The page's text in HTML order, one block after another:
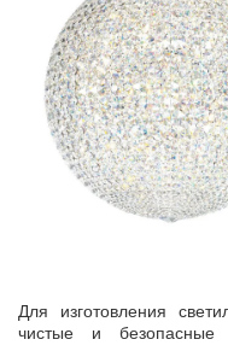
Для изготовления
чистые и безопасные